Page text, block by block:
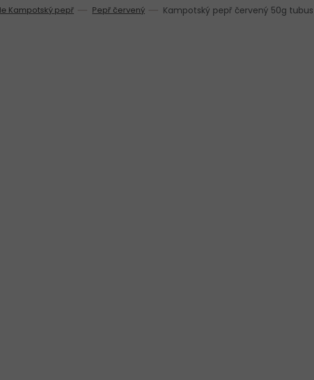
Kampotský pepř Pepř červený Kampotský pepř červený 50g tubus